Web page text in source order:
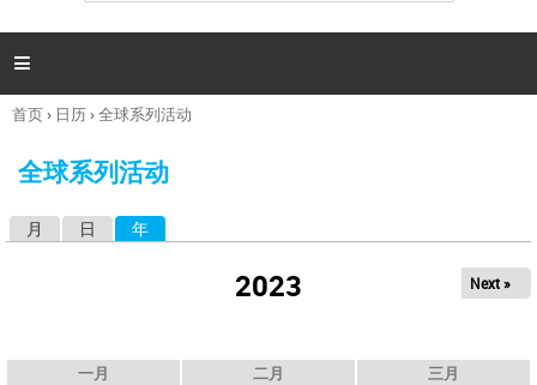

你
这
首页› 日历›全球系列活动
全球系列活动
月 日 年
2023 Next »
一月 二月 三月